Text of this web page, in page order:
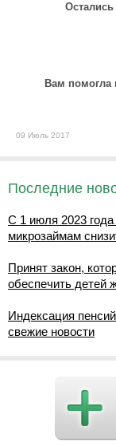
Вам помогла
09 Июль 2017
Последние
С 1 июля 2023 года
микрозаймам
Принят закон,
обеспечить детей
Индексация
свежие новости